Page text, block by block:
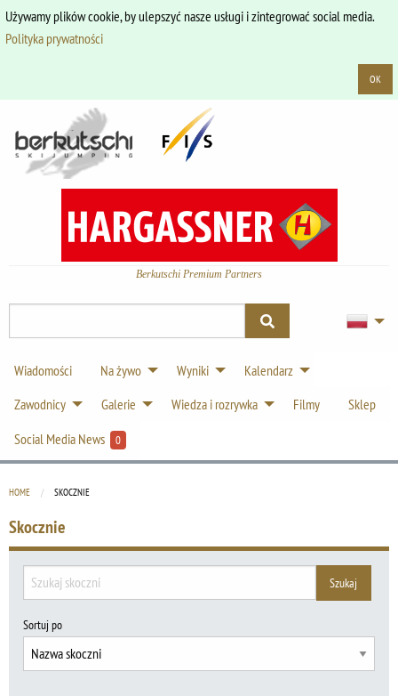
Używamy plików cookie, by ulepszyć nasze usługi i zintegrować social media.
Polityka prywatności
OK
Berkutschi Premium Partners
Wiadomości Na żywo Wyniki
Kalendarz
Zawodnicy
Galerie Wiedza i rozrywka Filmy
Sklep
Social Media News
0
HOME CURRENT:
SKOCZNIE
Skocznie
Sortuj po